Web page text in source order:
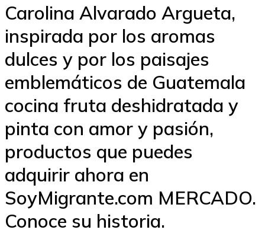
Carolina Alvarado Argueta,
inspirada por los aromas
dulces y por los paisajes
emblemáticos de Guatemala
cocina fruta deshidratada y
pinta con amor y pasión,
productos que puedes
adquirir ahora en
SoyMigrante.com MERCADO.
Conoce su historia.